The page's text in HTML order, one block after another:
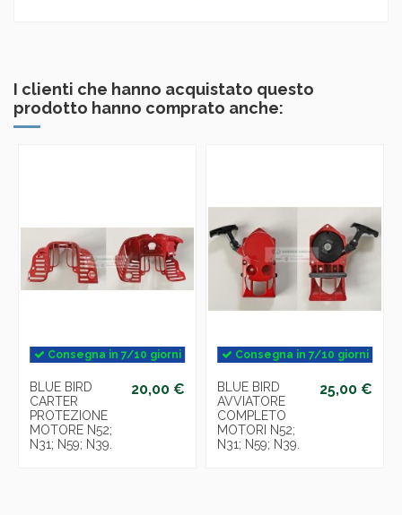
I clienti che hanno acquistato questo
prodotto hanno comprato anche:
Consegna in 7/10 giorni
BLUE BIRD
CARTER
PROTEZIONE
MOTORE N52;
N31; N59; N39.
20,00 €
Consegna in 7/10 giorni
BLUE BIRD
AVVIATORE
COMPLETO
MOTORI N52;
N31; N59; N39.
25,00 €